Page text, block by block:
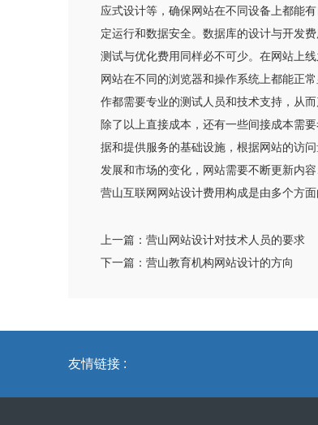
应式设计等，确保网站在不同设备上都能
定运行和数据安全。数据库的设计与开发
测试与优化费用同样必不可少。在网站上
网站在不同的浏览器和操作系统上都能正
作都需要专业的测试人员和技术支持，从而
除了以上直接成本，还有一些间接成本需
据和提供服务的基础设施，根据网站的访
发展和市场的变化，网站需要不断更新内
营山互联网网站设计费用构成是由多个方
上一篇： 营山网站设计对技术人员的要求
下一篇： 营山教育机构网站设计的方向
友情链接 :